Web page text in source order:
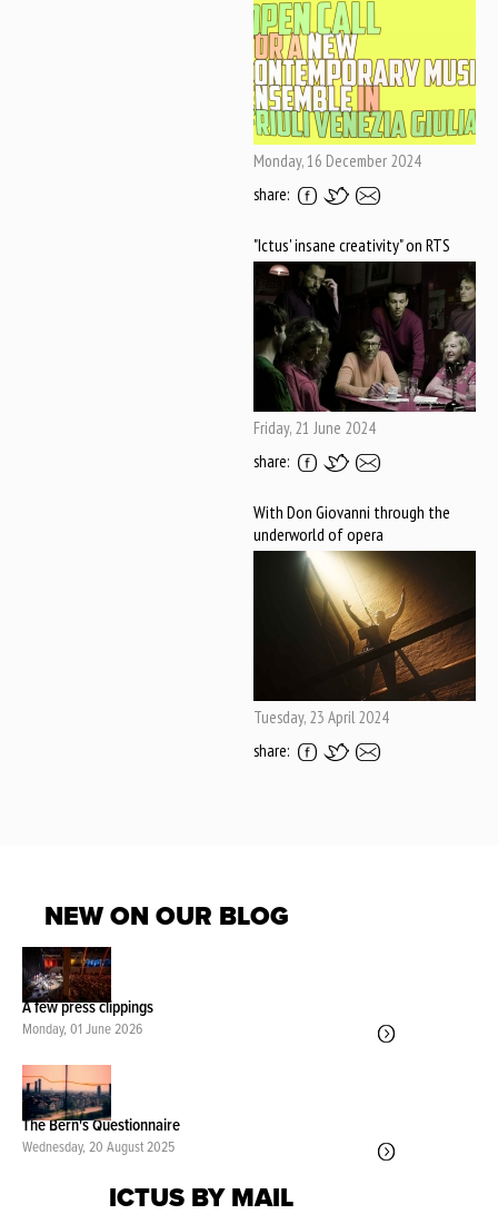
Monday, 16 December 2024
share:
"Ictus' insane creativity" on RTS
Friday, 21 June 2024
share:
With Don Giovanni through the
underworld of opera
Tuesday, 23 April 2024
share:
NEW ON OUR BLOG
A few press clippings
Monday, 01 June 2026
The Bern's Questionnaire
Wednesday, 20 August 2025
ICTUS BY MAIL